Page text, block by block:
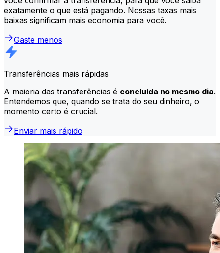
exatamente o que está pagando. Nossas taxas mais
baixas significam mais economia para você.
Gaste menos
Transferências mais rápidas
A maioria das transferências é concluída no mesmo dia.
Entendemos que, quando se trata do seu dinheiro, o
momento certo é crucial.
Enviar mais rápido